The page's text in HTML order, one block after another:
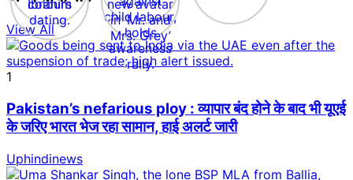
View All
1
Pakistan’s nefarious ploy : व्यापार बंद होने के बाद भी यूएई
के जरिए भारत भेज रहा सामान, हाई अलर्ट जारी
Uphindinews